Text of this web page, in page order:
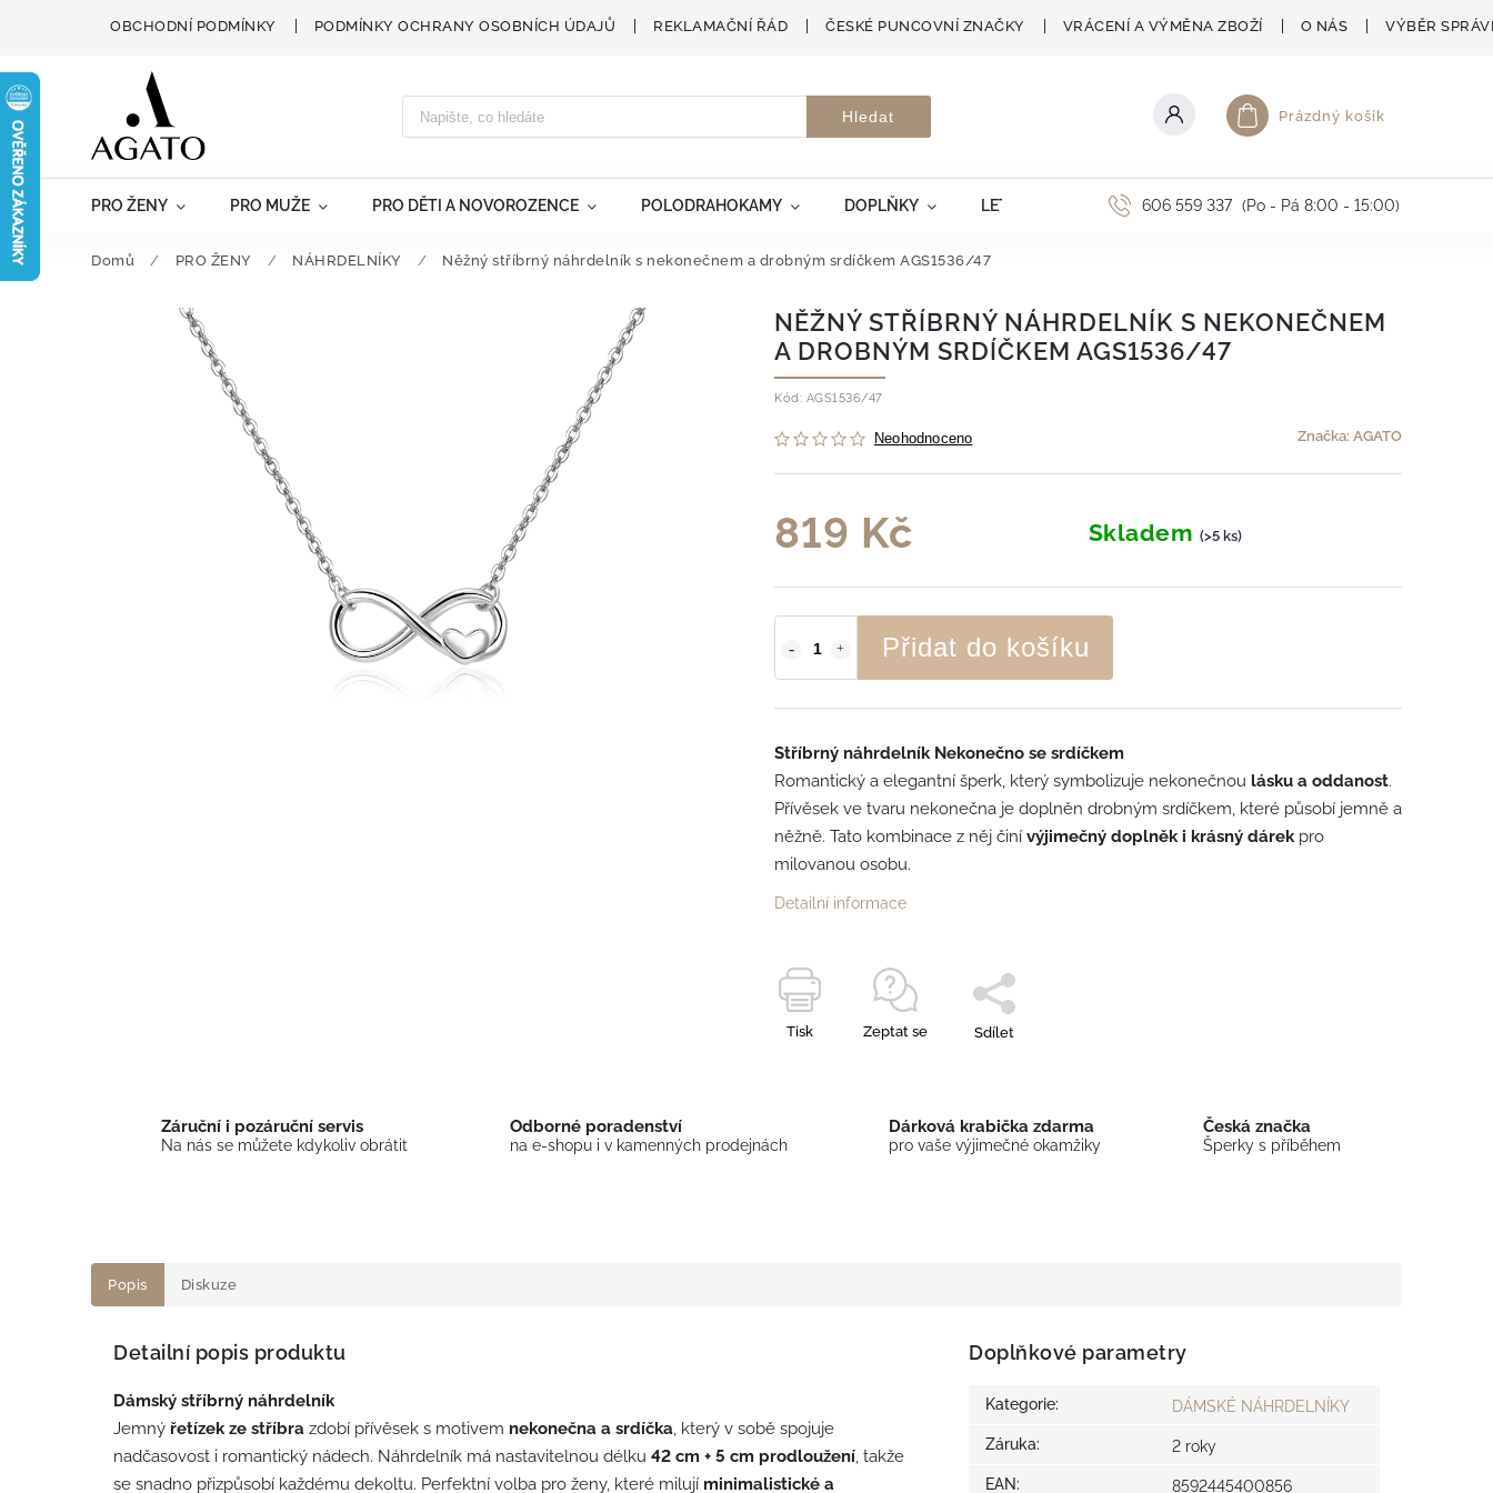
OBCHODNÍ PODMÍNKY PODMÍNKY OCHRANY OSOBNÍCH ÚDAJŮ REKLAMAČNÍ ŘÁD ČESKÉ PUNCOVNÍ ZNAČKY VRÁCENÍ A VÝMĚNA ZBOŽÍ O NÁS VÝBĚR
Hledat Nákupní košík
Prázdný košík
PRO ŽENY PRO MUŽE PRO DĚTI A NOVOROZENCE POLODRAHOKAMY DOPLŇKY LETNÍ AKCE 606 559 337 (Po - Pá 8:00 - 15:00)
Domů / PRO ŽENY / NÁHRDELNÍKY / Něžný stříbrný náhrdelník s nekonečnem a drobným srdíčkem AGS1536/47
NĚŽNÝ STŘÍBRNÝ NÁHRDELNÍK S NEKONEČNEM
A DROBNÝM SRDÍČKEM AGS1536/47
Kód: AGS1536/47
Neohodnoceno Značka: AGATO
819 Kč Skladem (>5 ks)
Přidat do košíku
Stříbrný náhrdelník Nekonečno se srdíčkem
Romantický a elegantní šperk, který symbolizuje nekonečnou lásku a oddanost.
Přívěsek ve tvaru nekonečna je doplněn drobným srdíčkem, které působí jemně a
něžně. Tato kombinace z něj činí výjimečný doplněk i krásný dárek pro
milovanou osobu.
Detailní informace
Tisk Zeptat se Sdílet
Záruční i pozáruční servis
Na nás se můžete kdykoliv obrátit
Odborné poradenství
na e-shopu i v kamenných prodejnách
Dárková krabička zdarma
pro vaše výjimečné okamžiky
Česká značka
Šperky s příběhem
Popis Diskuze
Detailní popis produktu
Dámský stříbrný náhrdelník
Jemný řetízek ze stříbra zdobí přívěsek s motivem nekonečna a srdíčka , který v sobě spojuje
nadčasovost i romantický nádech. Náhrdelník má nastavitelnou délku 42 cm + 5 cm prodloužení , takže
se snadno přizpůsobí každému dekoltu. Perfektní volba pro ženy, které milují minimalistické a
Doplňkové parametry
Kategorie: DÁMSKÉ NÁHRDELNÍKY
Záruka: 2 roky
EAN: 8592445400856